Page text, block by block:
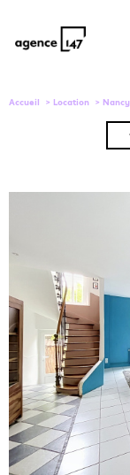
Accueil Location Nancy